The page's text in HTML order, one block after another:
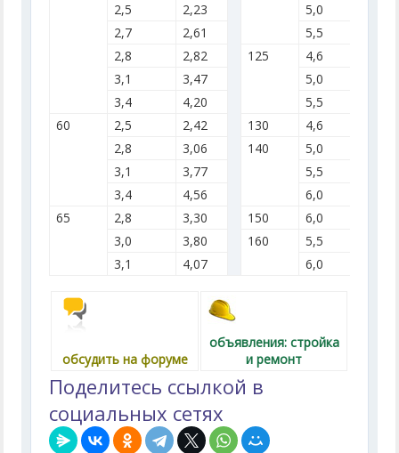
2,5
2,23 5,0
2,7
2,61 5,5
2,8
2,82 125 4,6
3,1
3,47 5,0
3,4
4,20 5,5
60
2,5 2,42 130 4,6
2,8
3,06 140 5,0
3,1
3,77 5,5
3,4
4,56 6,0
65
2,8 3,30 150 6,0
3,0
3,80 160 5,5
3,1
4,07 6,0
обсудить на форуме
объявления: стройка
и ремонт
Поделитесь ссылкой в
социальных сетях